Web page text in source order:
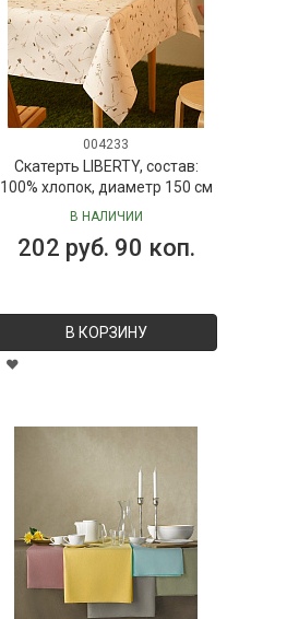
004233
Скатерть LIBERTY, состав:
100% хлопок, диаметр 150 см
В НАЛИЧИИ
202 руб. 90 коп.
В КОРЗИНУ